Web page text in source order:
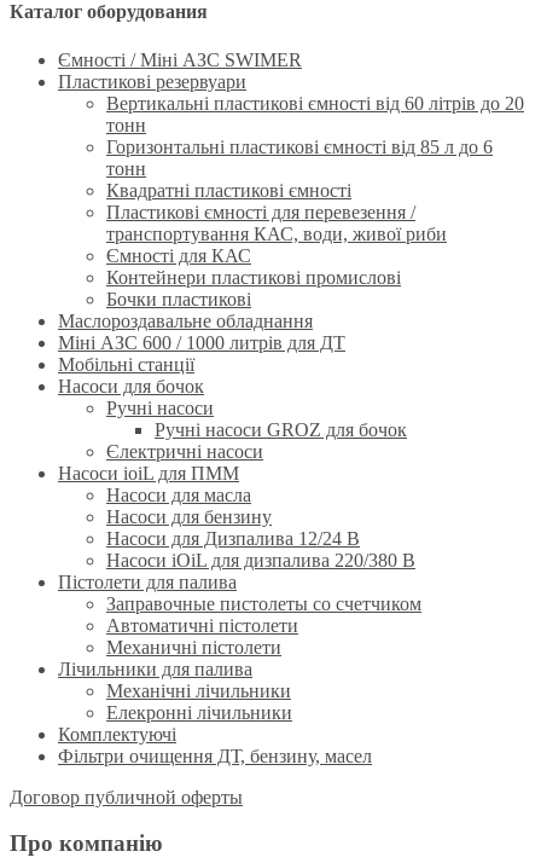
Каталог оборудования
Ємності / Міні АЗС SWIMER
Пластикові резервуари
Вертикальні пластикові ємності від 60 літрів до 20
тонн
Горизонтальні пластикові ємності від 85 л до 6
тонн
Квадратні пластикові ємності
Пластикові ємності для перевезення /
транспортування КАС, води, живої риби
Ємності для КАС
Контейнери пластикові промислові
Бочки пластикові
Маслороздавальне обладнання
Міні АЗС 600 / 1000 литрів для ДТ
Мобільні станції
Насоси для бочок
Ручнi насоси
Ручні насоси GROZ для бочок
Єлектричні насоси
Насоси ioiL для ПММ
Насоси для масла
Насоси для бензину
Насоси для Дизпалива 12/24 B
Насоси iOiL для дизпалива 220/380 B
Пістолети для палива
Заправочные пистолеты со счетчиком
Автоматичні пістолети
Механичні пістолети
Лічильники для палива
Механічні лічильники
Елекронні лічильники
Комплектуючі
Фільтри очищення ДТ, бензину, масел
Договор публичной оферты
Про компанію